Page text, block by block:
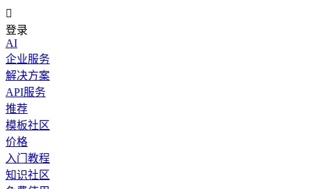

登录
AI
企业服务
解决方案
API服务
推荐
模板社区
价格
入门教程
知识社区